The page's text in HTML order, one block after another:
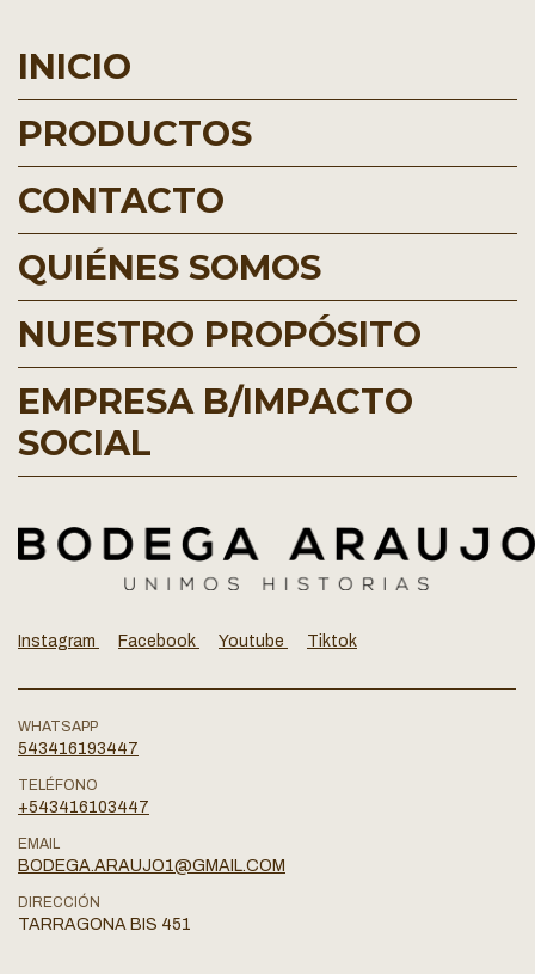
INICIO
PRODUCTOS
CONTACTO
QUIÉNES SOMOS
NUESTRO PROPÓSITO
EMPRESA B/IMPACTO
SOCIAL
Instagram Facebook Youtube Tiktok
WHATSAPP
543416193447
TELÉFONO
+543416103447
EMAIL
BODEGA.ARAUJO1@GMAIL.COM
DIRECCIÓN
TARRAGONA BIS 451